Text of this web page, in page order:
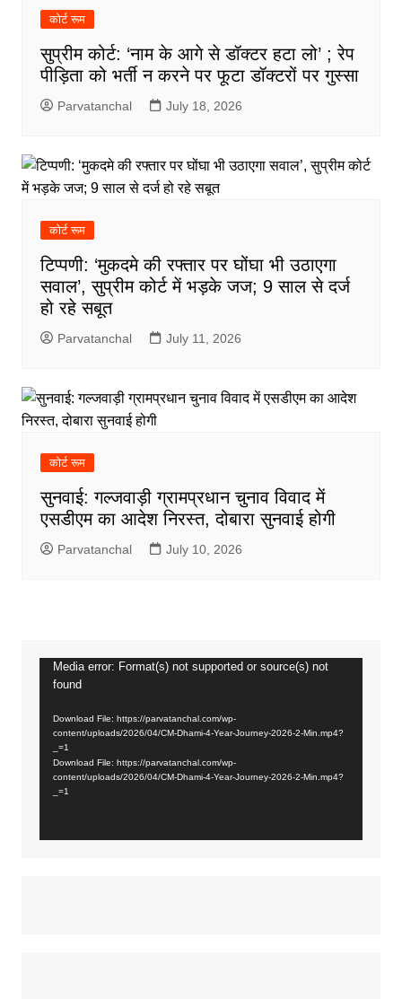
कोर्ट रूम
सुप्रीम कोर्ट: ‘नाम के आगे से डॉक्टर हटा लो’ ; रेप
पीड़िता को भर्ती न करने पर फूटा डॉक्टरों पर गुस्सा
Parvatanchal July 18, 2026
कोर्ट रूम
टिप्पणी: ‘मुकदमे की रफ्तार पर घोंघा भी उठाएगा
सवाल’, सुप्रीम कोर्ट में भड़के जज; 9 साल से दर्ज
हो रहे सबूत
Parvatanchal July 11, 2026
कोर्ट रूम
सुनवाई: गल्जवाड़ी ग्रामप्रधान चुनाव विवाद में
एसडीएम का आदेश निरस्त, दोबारा सुनवाई होगी
Parvatanchal July 10, 2026
Video
Player
Media error: Format(s) not supported or source(s) not
found
Download File: https://parvatanchal.com/wp-
content/uploads/2026/04/CM-Dhami-4-Year-Journey-2026-2-Min.mp4?
_=1
Download File: https://parvatanchal.com/wp-
content/uploads/2026/04/CM-Dhami-4-Year-Journey-2026-2-Min.mp4?
_=1